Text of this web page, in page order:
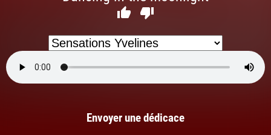
 
Envoyer une dédicace